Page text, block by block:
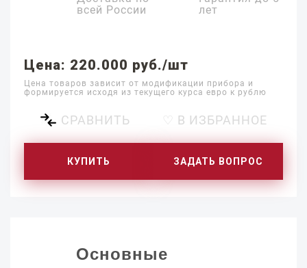
всей России
лет
Цена: 220.000 руб./шт
Цена товаров зависит от модификации прибора и
формируется исходя из текущего курса евро к рублю
СРАВНИТЬ ♡ В ИЗБРАННОЕ
КУПИТЬ ЗАДАТЬ ВОПРОС
Основные